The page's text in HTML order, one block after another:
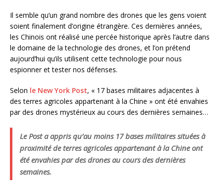
Il semble qu’un grand nombre des drones que les gens voient
soient finalement d’origine étrangère. Ces dernières années,
les Chinois ont réalisé une percée historique après l’autre dans
le domaine de la technologie des drones, et l’on prétend
aujourd’hui qu’ils utilisent cette technologie pour nous
espionner et tester nos défenses.
Selon le New York Post, « 17 bases militaires adjacentes à
des terres agricoles appartenant à la Chine » ont été envahies
par des drones mystérieux au cours des dernières semaines…
Le Post a appris qu’au moins 17 bases militaires situées à
proximité de terres agricoles appartenant à la Chine ont
été envahies par des drones au cours des dernières
semaines.